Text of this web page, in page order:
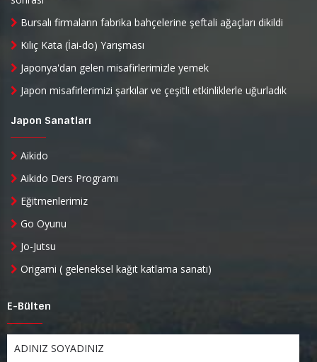
Bursalı firmaların fabrika bahçelerine şeftali ağaçları dikildi
Kılıç Kata (İai-do) Yarışması
Japonya'dan gelen misafirlerimizle yemek
Japon misafirlerimizi şarkılar ve çeşitli etkinliklerle uğurladık
Japon Sanatları
Aikido
Aikido Ders Programı
Eğitmenlerimiz
Go Oyunu
Jo-Jutsu
Origami ( geleneksel kağıt katlama sanatı)
E-Bülten